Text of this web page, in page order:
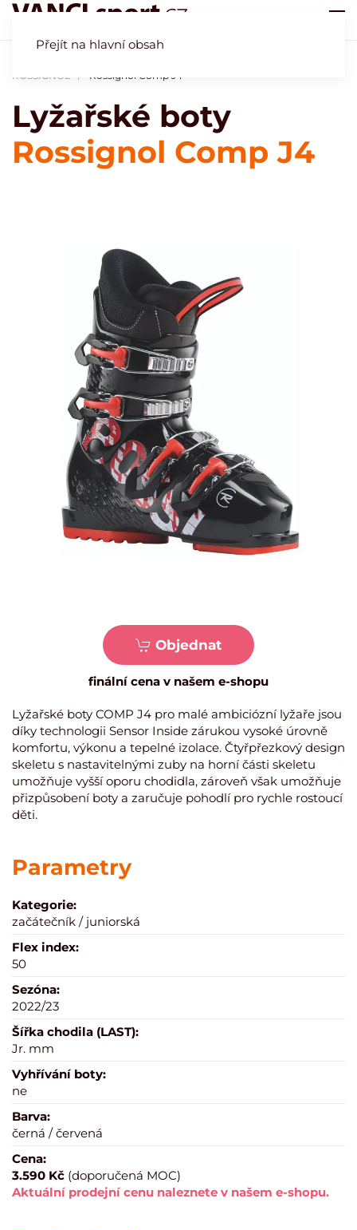
Přejít na hlavní obsah
ROSSIGNOL
Rossignol Comp J4
Lyžařské boty
Rossignol Comp J4
Objednat
finální cena v našem e-shopu
Lyžařské boty COMP J4 pro malé ambiciózní lyžaře jsou
díky technologii Sensor Inside zárukou vysoké úrovně
komfortu, výkonu a tepelné izolace. Čtyřpřezkový design
skeletu s nastavitelnými zuby na horní části skeletu
umožňuje vyšší oporu chodidla, zároveň však umožňuje
přizpůsobení boty a zaručuje pohodlí pro rychle rostoucí
děti.
Parametry
Kategorie:
začátečník / juniorská
Flex index:
50
Sezóna:
2022/23
Šířka chodila (LAST):
Jr. mm
Vyhřívání boty:
ne
Barva:
černá / červená
Cena:
3.590 Kč (doporučená MOC)
Aktuální prodejní cenu naleznete v našem e-shopu.